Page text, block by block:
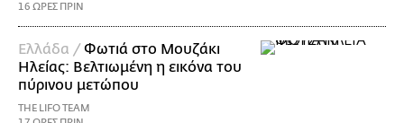
16 ΩΡΕΣ ΠΡΙΝ
Ελλάδα /Φωτιά στο Μουζάκι
Ηλείας: Βελτιωμένη η εικόνα του
πύρινου μετώπου
THE LIFO TEAM